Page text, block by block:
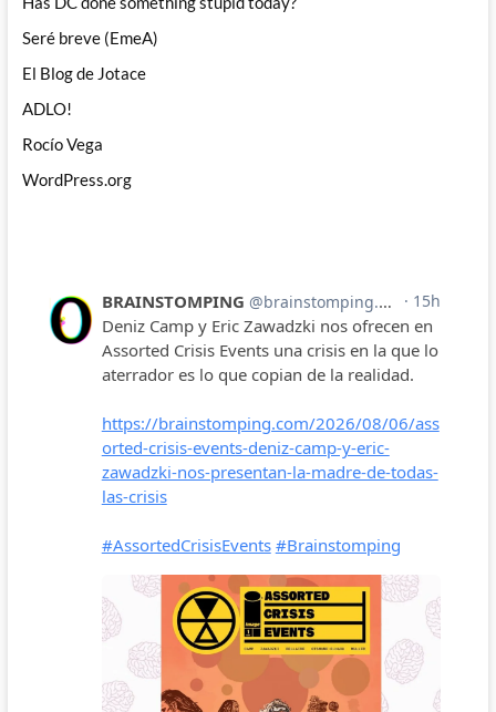
Seré breve (EmeA)
El Blog de Jotace
ADLO!
Rocío Vega
WordPress.org